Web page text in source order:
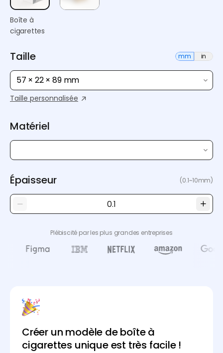
Boîte à
cigarettes
Taille mm in
57 × 22 × 89 mm
Taille personnalisée
Matériel
Épaisseur (0.1~10mm)
Plébiscité par les plus grandes entreprises
Créer un modèle de boîte à
cigarettes unique est très facile !